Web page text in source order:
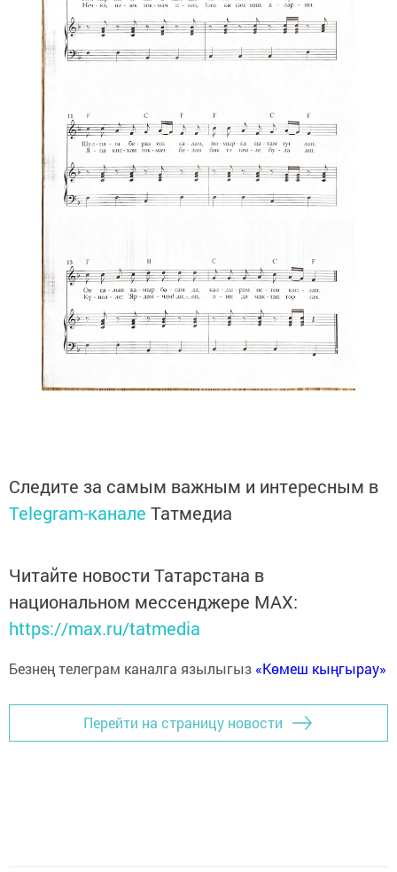
Следите за самым важным и интересным в
Telegram-канале Татмедиа
Читайте новости Татарстана в
национальном мессенджере MАХ:
https://max.ru/tatmedia
Безнең телеграм каналга язылыгыз «Көмеш кыңгырау»
Перейти на страницу новости